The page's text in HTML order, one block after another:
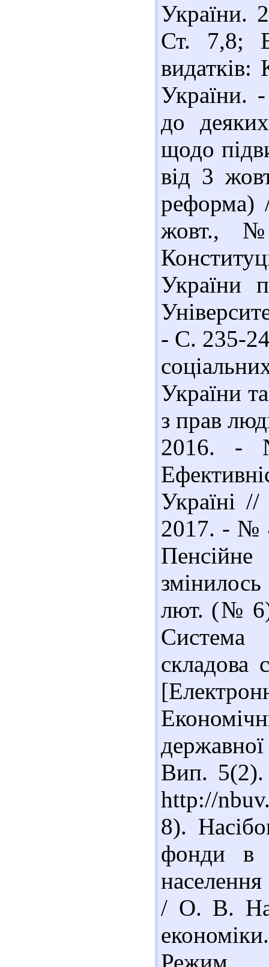
України.
Ст. 7,8;
України.
до
щодо
від 3
реформа)
жовт.,
України
- С. 235-
України
з прав
2016. -
Україні
2017. - №
лют. (№
Система
складова
Вип.
http://
8).
фонди в
/ О. В.